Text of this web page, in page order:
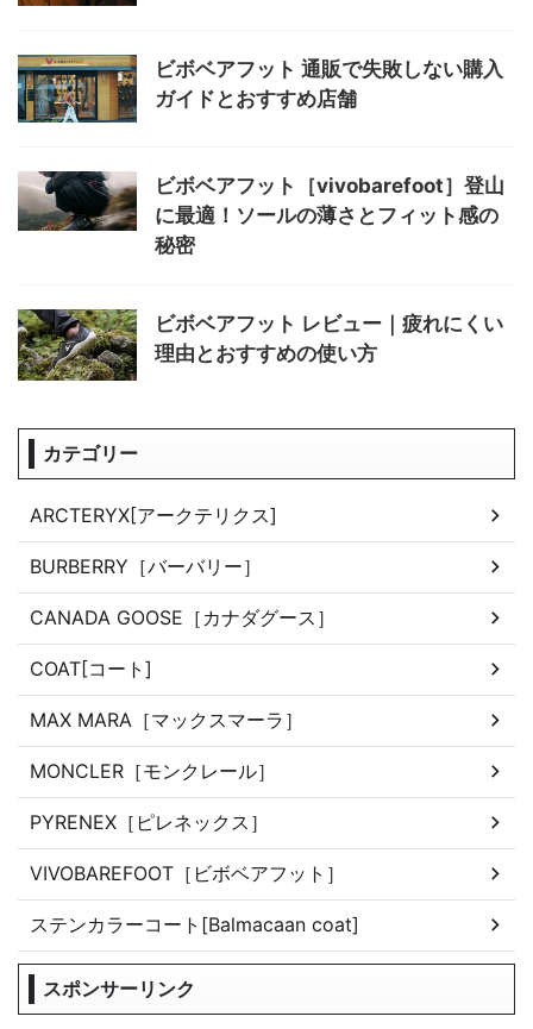
ビボベアフット 通販で失敗しない購入
ガイドとおすすめ店舗
ビボベアフット［vivobarefoot］登山
に最適！ソールの薄さとフィット感の
秘密
ビボベアフット レビュー｜疲れにくい
理由とおすすめの使い方
カテゴリー
ARCTERYX[アークテリクス]
BURBERRY［バーバリー］
CANADA GOOSE［カナダグース］
COAT[コート]
MAX MARA［マックスマーラ］
MONCLER［モンクレール］
PYRENEX［ピレネックス］
VIVOBAREFOOT［ビボベアフット］
ステンカラーコート[Balmacaan coat]
スポンサーリンク